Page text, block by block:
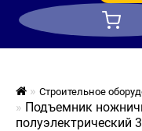
Строительное
Подъемник
полуэлектрический